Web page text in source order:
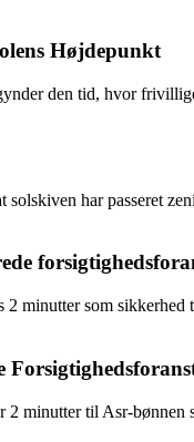
Højdepunkt
den tid, hvor
solskiven har passeret
minutter som sikkerhed
minutter til Asr-bønnen